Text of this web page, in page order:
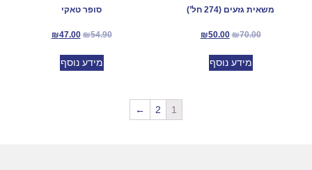
משאית גזעים (274 חל’)
₪70.00
₪50.00
מידע נוסף
סופר טאקי
₪54.90
₪47.00
מידע נוסף
1
2
←